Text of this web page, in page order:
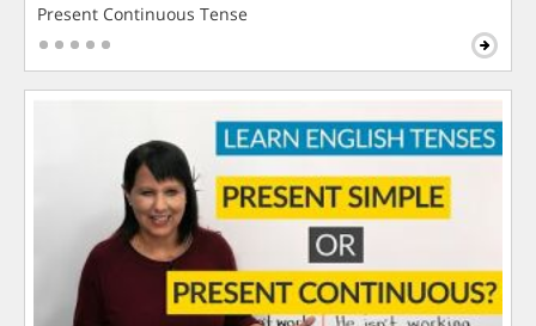
Present Continuous Tense